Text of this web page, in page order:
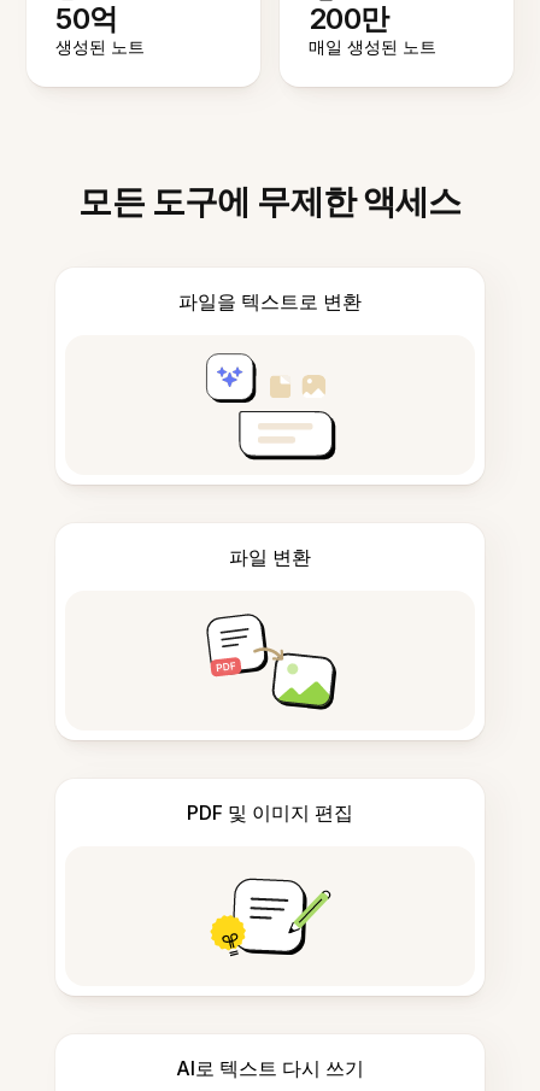
50억
생성된 노트
200만
매일 생성된 노트
모든 도구에 무제한 액세스
파일을 텍스트로 변환
파일 변환
PDF 및 이미지 편집
AI로 텍스트 다시 쓰기